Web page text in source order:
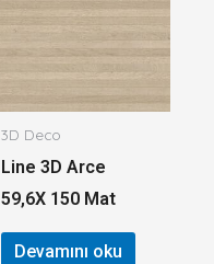
3D Deco
Line 3D Arce
59,6X 150 Mat
Devamını oku